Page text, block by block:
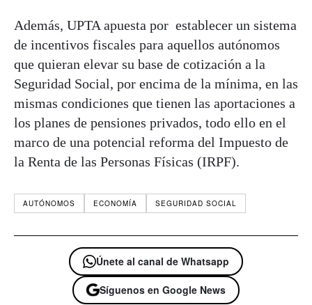
Además, UPTA apuesta por establecer un sistema
de incentivos fiscales para aquellos autónomos
que quieran elevar su base de cotización a la
Seguridad Social, por encima de la mínima, en las
mismas condiciones que tienen las aportaciones a
los planes de pensiones privados, todo ello en el
marco de una potencial reforma del Impuesto de
la Renta de las Personas Físicas (IRPF).
AUTÓNOMOS ECONOMÍA SEGURIDAD SOCIAL
Únete al canal de Whatsapp
Síguenos en Google News